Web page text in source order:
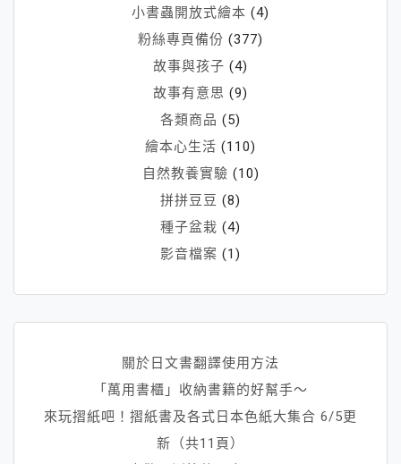
小書蟲開放式繪本 (4)
粉絲專頁備份 (377)
故事與孩子 (4)
故事有意思 (9)
各類商品 (5)
繪本心生活 (110)
自然教養實驗 (10)
拼拼豆豆 (8)
種子盆栽 (4)
影音檔案 (1)
關於日文書翻譯使用方法
「萬用書櫃」收納書籍的好幫手～
來玩摺紙吧！摺紙書及各式日本色紙大集合 6/5更
新（共11頁）